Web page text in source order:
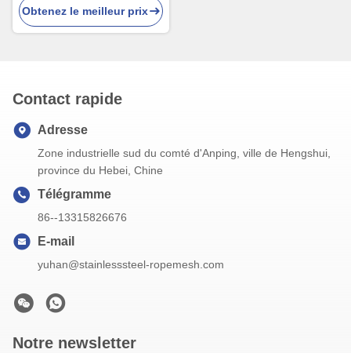
mm de diamètre pour les
cages d'oiseaux
Obtenez le meilleur prix
Contact rapide
Adresse
Zone industrielle sud du comté d'Anping, ville de Hengshui,
province du Hebei, Chine
Télégramme
86--13315826676
E-mail
yuhan@stainlesssteel-ropemesh.com
Notre newsletter